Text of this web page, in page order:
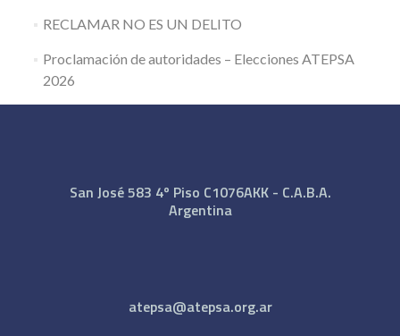
RECLAMAR NO ES UN DELITO
Proclamación de autoridades – Elecciones ATEPSA
2026
San José 583 4º Piso C1076AKK - C.A.B.A.
Argentina
atepsa@atepsa.org.ar